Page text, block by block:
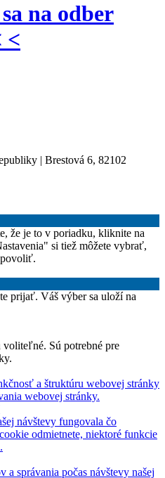
na odber
<
| Brestová 6, 82102
že je to v poriadku, kliknite na
si tiež môžete vybrať,
povoliť.
prijať. Váš výber sa uloží na
Sú potrebné pre
a štruktúru webovej stránky
webovej stránky.
návštevy fungovala čo
odmietnete, niektoré funkcie
správania počas návštevy našej